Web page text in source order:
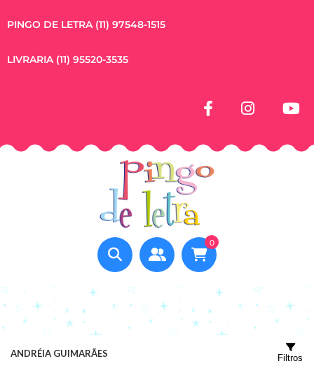
PINGO DE LETRA (11) 97548-1515
LIVRARIA (11) 95520-3535
0
ANDRÉIA GUIMARÃES Filtros